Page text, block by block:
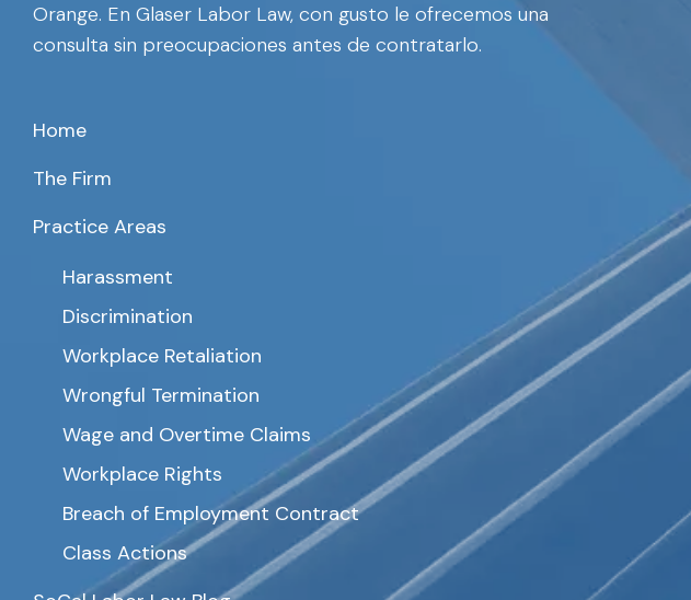
Orange. En Glaser Labor Law, con gusto le ofrecemos una
consulta sin preocupaciones antes de contratarlo.
Home
The Firm
Practice Areas
Harassment
Discrimination
Workplace Retaliation
Wrongful Termination
Wage and Overtime Claims
Workplace Rights
Breach of Employment Contract
Class Actions